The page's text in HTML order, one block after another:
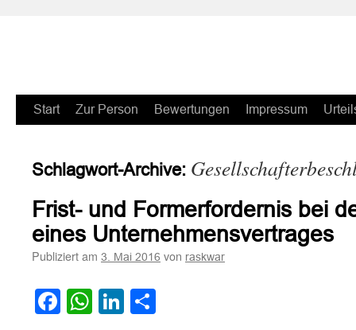
Zum
springen
Start Zur Person Bewertungen Impressum
Schlagwort-Archive:
Frist- und Formerfordernis bei
eines Unternehmensvertrages
Publiziert am 3. Mai 2016 von raskwar
Facebook
WhatsApp
LinkedIn